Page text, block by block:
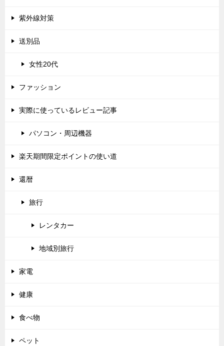
紫外線対策
送別品
女性20代
ファッション
実際に使っているレビュー記事
パソコン・周辺機器
楽天期間限定ポイントの使い道
還暦
旅行
レンタカー
地域別旅行
家電
健康
食べ物
ペット